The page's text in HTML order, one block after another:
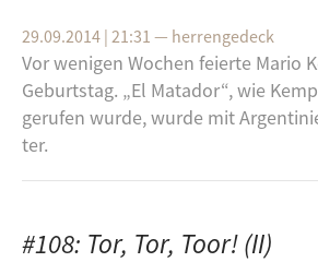
29.09.2014 | 21:31 — herrengedeck
Vor we­ni­gen Wo­chen fei­er­te Mario
Ge­burts­tag. „El Ma­t­ador“, wie
ge­ru­fen wurde, wurde mit
ter.
#108: Tor, Tor, Toor! (II)